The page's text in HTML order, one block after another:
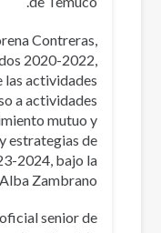
Contreras,
2020-2022,
las actividades
a actividades
mutuo y
estrategias de
2024, bajo la
Zambrano.
senior de